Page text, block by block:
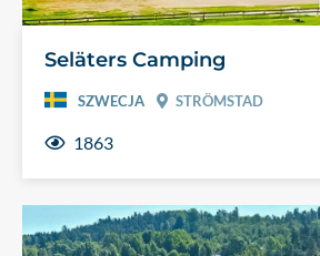
Seläters Camping
SZWECJA STRÖMSTAD
1863